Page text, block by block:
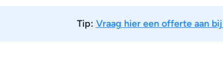
Tip: Vraag hier een offerte aan